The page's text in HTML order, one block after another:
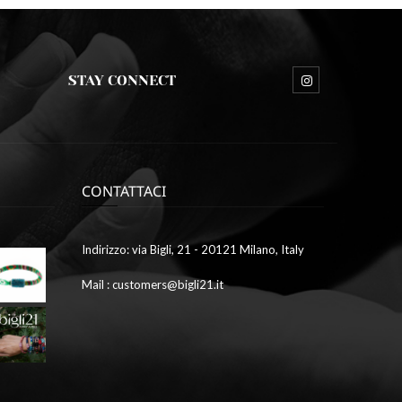
STAY CONNECT
9,
2023
galleria1
9,
2023
galleria7
CONTATTACI
Indirizzo: via Bigli, 21 - 20121 Milano, Italy
Mail : customers@bigli21.it